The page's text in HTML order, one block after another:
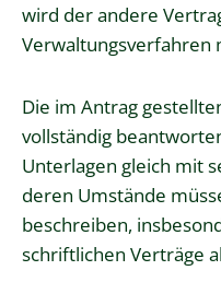
wird der andere
Verwaltungsverfahren
Die im Antrag
vollständig
Unterlagen gleich mit
deren Umstände
beschreiben,
schriftlichen Verträge